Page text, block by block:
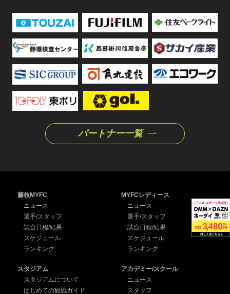
パートナー一覧
藤枝MYFC
ニュース
選手/スタッフ
試合日程/結果
スケジュール
ランキング
MYFCレディース
ニュース
選手/スタッフ
試合日程/結果
スケジュール
ランキング
スタジアム
スタジアムについて
はじめての観戦ガイド
アカデミー/スクール
ニュース
スタッフ